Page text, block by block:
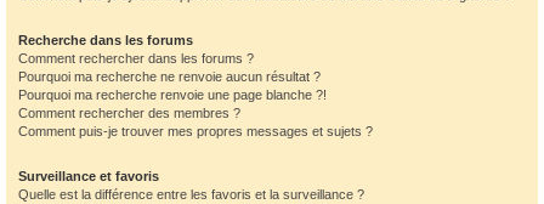
Recherche dans les forums
Comment rechercher dans les forums ?
Pourquoi ma recherche ne renvoie aucun résultat ?
Pourquoi ma recherche renvoie une page blanche ?!
Comment rechercher des membres ?
Comment puis-je trouver mes propres messages et sujets ?
Surveillance et favoris
Quelle est la différence entre les favoris et la surveillance ?